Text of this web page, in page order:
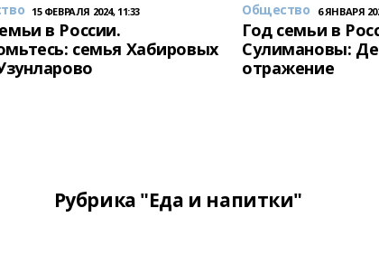
15 ФЕВРАЛЯ 2024, 11:33
в России.
семья Хабировых
Общество 6 ЯНВАРЯ
Год семьи в
Сулимановы:
отражение
Рубрика "Еда и напитки"